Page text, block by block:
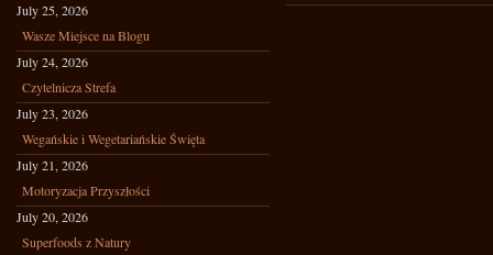
July 25, 2026
Wasze Miejsce na Blogu
July 24, 2026
Czytelnicza Strefa
July 23, 2026
Wegańskie i Wegetariańskie Święta
July 21, 2026
Motoryzacja Przyszłości
July 20, 2026
Superfoods z Natury